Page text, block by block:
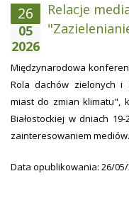
26
05
2026
Relacje
Międzynarodowa
Rola dachów zielonych i
miast do zmian klimatu",
Białostockiej w dniach
zainteresowaniem mediów.
Data opublikowania: 26/